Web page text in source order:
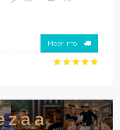
Meer info